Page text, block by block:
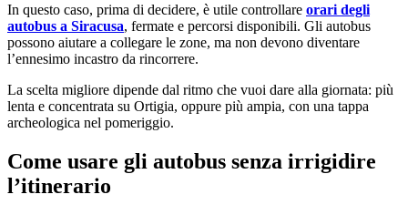
In questo caso, prima di decidere, è utile controllare orari degli
autobus a Siracusa, fermate e percorsi disponibili. Gli autobus
possono aiutare a collegare le zone, ma non devono diventare
l’ennesimo incastro da rincorrere.
La scelta migliore dipende dal ritmo che vuoi dare alla giornata: più
lenta e concentrata su Ortigia, oppure più ampia, con una tappa
archeologica nel pomeriggio.
Come usare gli autobus senza irrigidire
l’itinerario